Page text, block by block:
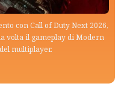
con Call of Duty Next 2026,
volta il gameplay di Modern
multiplayer.